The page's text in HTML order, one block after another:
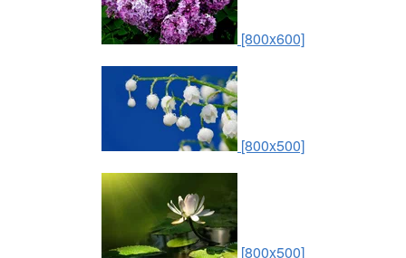
[800x600]
[800x500]
[800x500]